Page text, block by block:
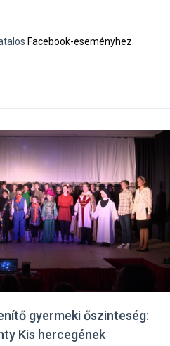
Facebook-eseményhez
gyermeki őszinteség:
Kis hercegének